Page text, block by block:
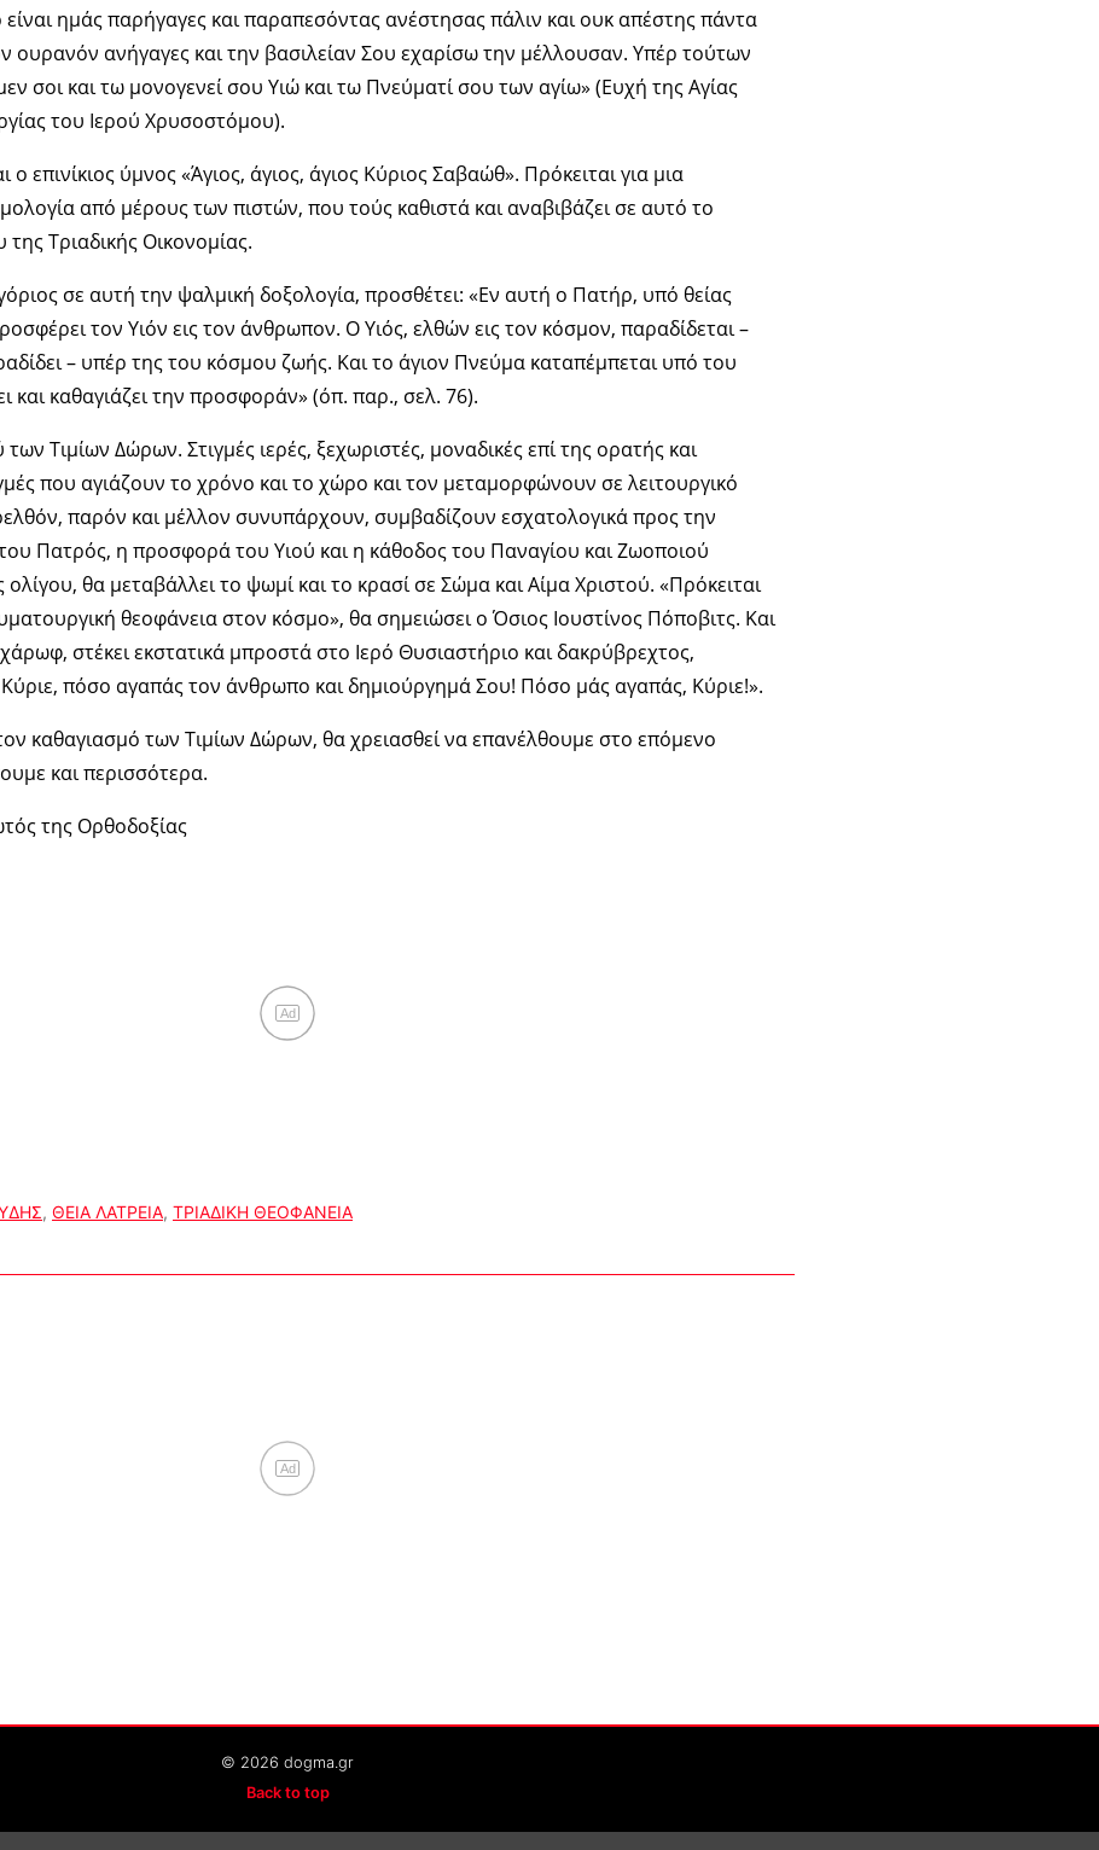
είναι ημάς παρήγαγες και παραπεσόντας ανέστησας πάλιν και ουκ απέστης πάντα
ουρανόν ανήγαγες και την βασιλείαν Σου εχαρίσω την μέλλουσαν. Υπέρ τούτων
σοι και τω μονογενεί σου Υιώ και τω Πνεύματί σου των αγίω» (Ευχή της Αγίας
του Ιερού Χρυσοστόμου).
ο επινίκιος ύμνος «Άγιος, άγιος, άγιος Κύριος Σαβαώθ». Πρόκειται για μια
από μέρους των πιστών, που τούς καθιστά και αναβιβάζει σε αυτό το
Τριαδικής Οικονομίας.
σε αυτή την ψαλμική δοξολογία, προσθέτει: «Εν αυτή ο Πατήρ, υπό θείας
τον Υιόν εις τον άνθρωπον. Ο Υιός, ελθών εις τον κόσμον, παραδίδεται –
– υπέρ της του κόσμου ζωής. Και το άγιον Πνεύμα καταπέμπεται υπό του
και καθαγιάζει την προσφοράν» (όπ. παρ., σελ. 76).
Τιμίων Δώρων. Στιγμές ιερές, ξεχωριστές, μοναδικές επί της ορατής και
που αγιάζουν το χρόνο και το χώρο και τον μεταμορφώνουν σε λειτουργικό
παρόν και μέλλον συνυπάρχουν, συμβαδίζουν εσχατολογικά προς την
Πατρός, η προσφορά του Υιού και η κάθοδος του Παναγίου και Ζωοποιού
θα μεταβάλλει το ψωμί και το κρασί σε Σώμα και Αίμα Χριστού. «Πρόκειται
θεοφάνεια στον κόσμο», θα σημειώσει ο Όσιος Ιουστίνος Πόποβιτς. Και
στέκει εκστατικά μπροστά στο Ιερό Θυσιαστήριο και δακρύβρεχτος,
πόσο αγαπάς τον άνθρωπο και δημιούργημά Σου! Πόσο μάς αγαπάς, Κύριε!».
καθαγιασμό των Τιμίων Δώρων, θα χρειασθεί να επανέλθουμε στο επόμενο
και περισσότερα.
της Ορθοδοξίας
Ad
, ΘΕΙΑ ΛΑΤΡΕΙΑ, ΤΡΙΑΔΙΚΗ ΘΕΟΦΑΝΕΙΑ
Ad
© 2026 dogma.gr
Back to top